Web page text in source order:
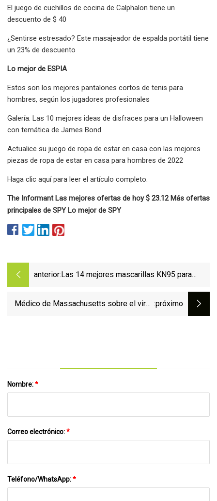
El juego de cuchillos de cocina de Calphalon tiene un
descuento de $ 40
¿Sentirse estresado? Este masajeador de espalda portátil tiene
un 23% de descuento
Lo mejor de ESPIA
Estos son los mejores pantalones cortos de tenis para
hombres, según los jugadores profesionales
Galería: Las 10 mejores ideas de disfraces para un Halloween
con temática de James Bond
Actualice su juego de ropa de estar en casa con las mejores
piezas de ropa de estar en casa para hombres de 2022
Haga clic aquí para leer el artículo completo.
The Informant Las mejores ofertas de hoy $ 23.12 Más ofertas
principales de SPY Lo mejor de SPY
anterior: Las 14 mejores mascarillas KN95 para
los CDC y la FDA
Médico de Massachusetts sobre el virus :próximo
Nombre:*
Correo electrónico:*
Teléfono/WhatsApp:*